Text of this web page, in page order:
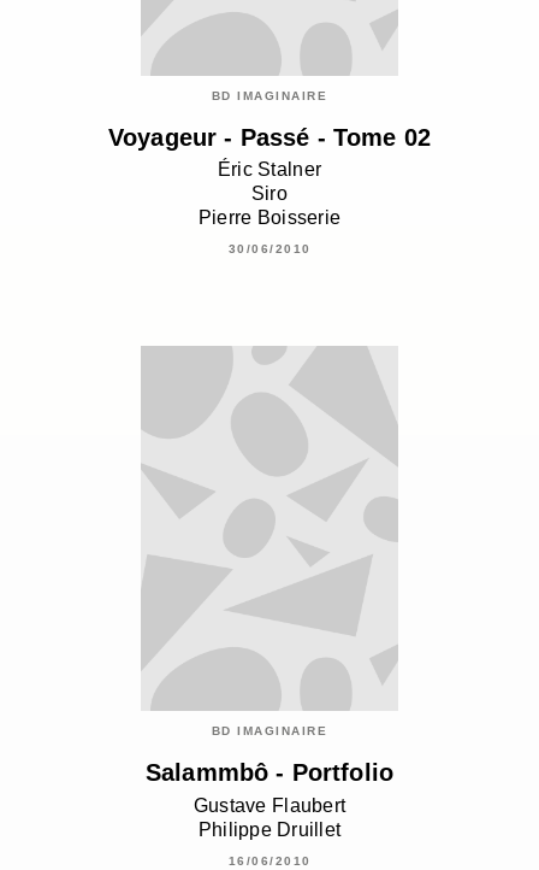
BD IMAGINAIRE
Voyageur - Passé - Tome 02
Éric Stalner
Siro
Pierre Boisserie
30/06/2010
BD IMAGINAIRE
Salammbô - Portfolio
Gustave Flaubert
Philippe Druillet
16/06/2010